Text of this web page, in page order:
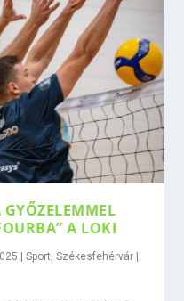
A LOKI
|Sport ,Székesfehérvár |